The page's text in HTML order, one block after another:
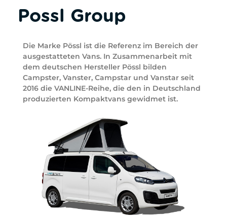
Possl Group
Die Marke Pössl ist die Referenz im Bereich der
ausgestatteten Vans. In Zusammenarbeit mit
dem deutschen Hersteller Pössl bilden
Campster, Vanster, Campstar und Vanstar seit
2016 die VANLINE-Reihe, die den in Deutschland
produzierten Kompaktvans gewidmet ist.